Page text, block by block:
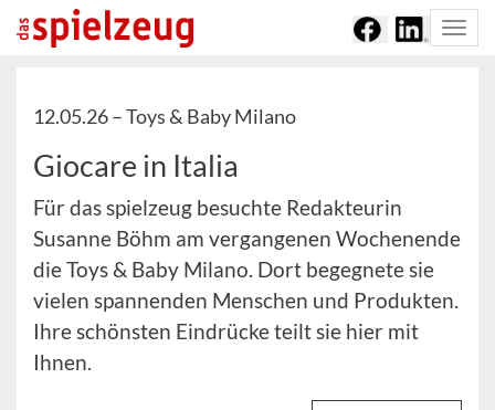
12.05.26 –Toys & Baby Milano
Giocare in Italia
Für das spielzeug besuchte Redakteurin
Susanne Böhm am vergangenen Wochenende
die Toys & Baby Milano. Dort begegnete sie
vielen spannenden Menschen und Produkten.
Ihre schönsten Eindrücke teilt sie hier mit
Ihnen.